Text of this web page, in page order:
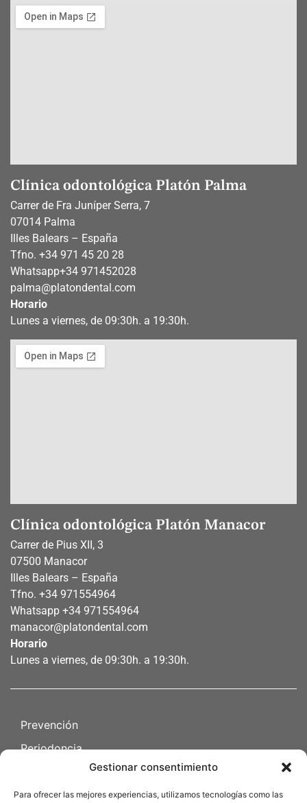
Gestionar consentimiento
Para ofrecer las mejores experiencias, utilizamos tecnologías como las
Clínica odontológica Platón Palma
Carrer de Fra Juníper Serra, 7
07014 Palma
Illes Balears – España
Tfno. +34 971 45 20 28
Whatsapp+34 971452028
palma@platondental.com
Horario
Lunes a viernes, de 09:30h. a 19:30h.
Clínica odontológica Platón Manacor
Carrer de Pius XII, 3
07500 Manacor
Illes Balears – España
Tfno. +34 971554964
Whatsapp +34 971554964
manacor@platondental.com
Horario
Lunes a viernes, de 09:30h. a 19:30h.
Prevención
Periodoncia
Cirugia oral